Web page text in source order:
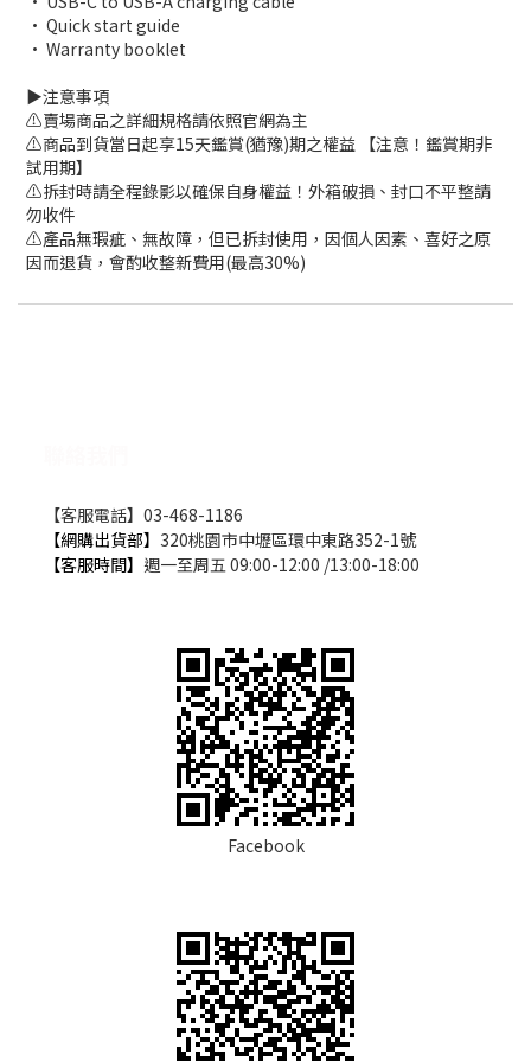
• Quick start guide
• Warranty booklet
▶️注意事項
⚠️賣場商品之詳細規格請依照官網為主
⚠️商品到貨當日起享15天鑑賞(猶豫)期之權益 【注意！鑑賞期非
試用期】
⚠️拆封時請全程錄影以確保自身權益！外箱破損、封口不平整請
勿收件
⚠️產品無瑕疵、無故障，但已拆封使用，因個人因素、喜好之原
因而退貨，會酌收整新費用(最高30%)
【客服電話】03-468-1186
【網購出貨部】 320桃園市中壢區環中東路352-1號
【客服時間】 週一至周五 09:00-12:00 /13:00-18:00
Facebook